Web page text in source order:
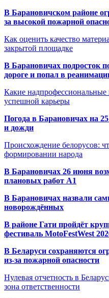
В Барановичском районе
за высокой пожарной
Как оценить качество
закрытой площадке
В Барановичах подросток
дороге и попал в
Какие надпрофессиональные
успешной карьеры
Погода в Барановичах на
и дожди
Происхождение белорусов:
формировании народа
В Барановичах 26 июня
плановых работ A1
В Барановичах назвали
новорождённых
В районе Гати пройдёт
фестиваль MotoFestWest
В Беларуси сохраняются
из-за пожарной опасности
Нулевая отчетность в
зона ответственности